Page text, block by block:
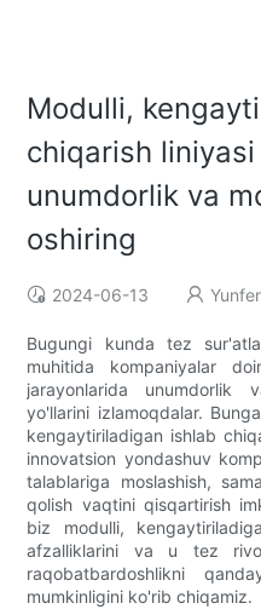
Modulli,
chiqarish
unumdorlik va
oshiring
2024-06-13
Bugungi kunda tez
muhitida kompaniyalar
jarayonlarida unumdorlik
yo'llarini izlamoqdalar.
kengaytiriladigan ishlab
innovatsion yondashuv
talablariga moslashish,
qolish vaqtini qisqartirish
biz modulli,
afzalliklarini va u tez
raqobatbardoshlikni
mumkinligini ko'rib chiqamiz.